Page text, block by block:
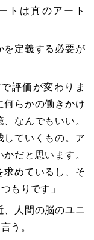
トは真のアート
を定義する必要が
評価が変わりま
何らかの働きかけ
なんでもいい。
していくもの。ア
だと思います。
求めているし、そ
もりです」
、人間の脳のユニ
う。